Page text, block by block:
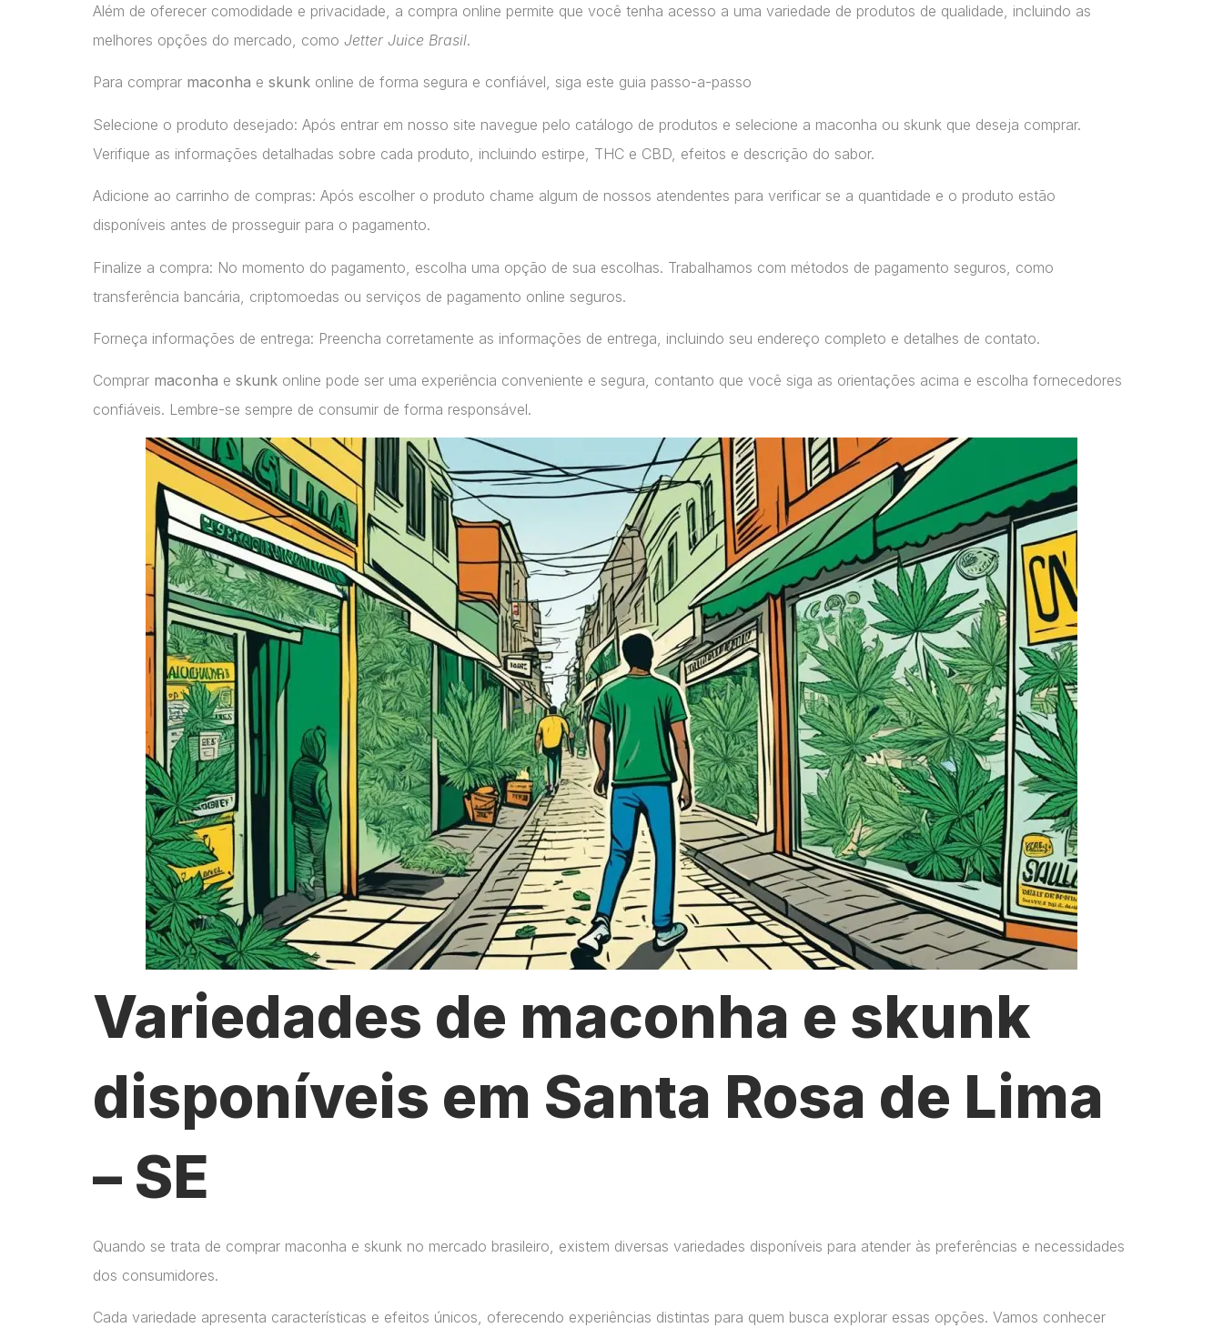
Além de oferecer comodidade e privacidade, a compra online permite que você tenha acesso a uma variedade de produtos de qualidade, incluindo as
melhores opções do mercado, como Jetter Juice Brasil.
Para comprar maconha e skunk online de forma segura e confiável, siga este guia passo-a-passo
Selecione o produto desejado: Após entrar em nosso site navegue pelo catálogo de produtos e selecione a maconha ou skunk que deseja comprar.
Verifique as informações detalhadas sobre cada produto, incluindo estirpe, THC e CBD, efeitos e descrição do sabor.
Adicione ao carrinho de compras: Após escolher o produto chame algum de nossos atendentes para verificar se a quantidade e o produto estão
disponíveis antes de prosseguir para o pagamento.
Finalize a compra: No momento do pagamento, escolha uma opção de sua escolhas. Trabalhamos com métodos de pagamento seguros, como
transferência bancária, criptomoedas ou serviços de pagamento online seguros.
Forneça informações de entrega: Preencha corretamente as informações de entrega, incluindo seu endereço completo e detalhes de contato.
Comprar maconha e skunk online pode ser uma experiência conveniente e segura, contanto que você siga as orientações acima e escolha fornecedores
confiáveis. Lembre-se sempre de consumir de forma responsável.
Variedades de maconha e skunk
disponíveis em Santa Rosa de Lima
– SE
Quando se trata de comprar maconha e skunk no mercado brasileiro, existem diversas variedades disponíveis para atender às preferências e necessidades
dos consumidores.
Cada variedade apresenta características e efeitos únicos, oferecendo experiências distintas para quem busca explorar essas opções. Vamos conhecer